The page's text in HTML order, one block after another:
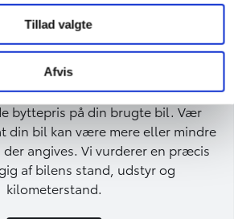
Tillad valgte
Afvis på din bil
byttepris på din brugte bil. Vær
din bil kan være mere eller mindre
angives. Vi vurderer en præcis
af bilens stand, udstyr og
kilometerstand.